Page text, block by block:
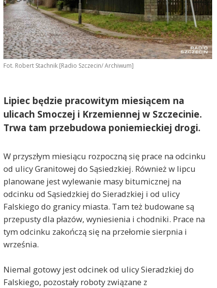
Fot. Robert Stachnik [Radio Szczecin/ Archiwum]
Lipiec będzie pracowitym miesiącem na
ulicach Smoczej i Krzemiennej w Szczecinie.
Trwa tam przebudowa poniemieckiej drogi.
W przyszłym miesiącu rozpoczną się prace na odcinku
od ulicy Granitowej do Sąsiedzkiej. Również w lipcu
planowane jest wylewanie masy bitumicznej na
odcinku od Sąsiedzkiej do Sieradzkiej i od ulicy
Falskiego do granicy miasta. Tam też budowane są
przepusty dla płazów, wyniesienia i chodniki. Prace na
tym odcinku zakończą się na przełomie sierpnia i
września.
Niemal gotowy jest odcinek od ulicy Sieradzkiej do
Falskiego, pozostały roboty związane z